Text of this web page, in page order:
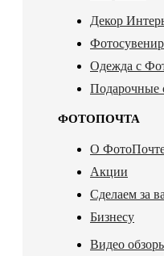
Декор
Одежда с
Подарочные
ФОТОПОЧТА
О
Акции
Сделаем за
Бизнесу
Видео